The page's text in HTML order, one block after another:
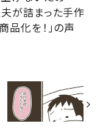
が詰まった手作
品化を！」の声